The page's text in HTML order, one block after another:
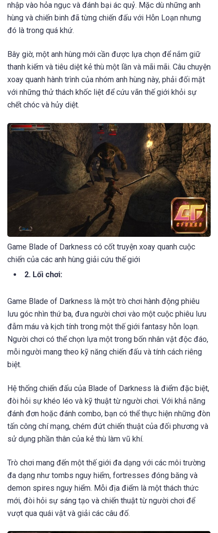
nhập vào hỏa ngục và đánh bại ác quỷ. Mặc dù những anh
hùng và chiến binh đã từng chiến đấu với Hỗn Loạn nhưng
đó là trong quá khứ.
Bây giờ, một anh hùng mới cần được lựa chọn để nắm giữ
thanh kiếm và tiêu diệt kẻ thù một lần và mãi mãi. Câu chuyện
xoay quanh hành trình của nhóm anh hùng này, phải đối mặt
với những thử thách khốc liệt để cứu vãn thế giới khỏi sự
chết chóc và hủy diệt.
Game Blade of Darkness có cốt truyện xoay quanh cuộc
chiến của các anh hùng giải cứu thế giới
2. Lối chơi:
Game Blade of Darkness là một trò chơi hành động phiêu
lưu góc nhìn thứ ba, đưa người chơi vào một cuộc phiêu lưu
đẫm máu và kịch tính trong một thế giới fantasy hỗn loạn.
Người chơi có thể chọn lựa một trong bốn nhân vật độc đáo,
mỗi người mang theo kỹ năng chiến đấu và tính cách riêng
biệt.
Hệ thống chiến đấu của Blade of Darkness là điểm đặc biệt,
đòi hỏi sự khéo léo và kỹ thuật từ người chơi. Với khả năng
đánh đơn hoặc đánh combo, bạn có thể thực hiện những đòn
tấn công chí mạng, chém đứt chiến thuật của đối phương và
sử dụng phần thân của kẻ thù làm vũ khí.
Trò chơi mang đến một thế giới đa dạng với các môi trường
đa dạng như tombs nguy hiểm, fortresses đóng băng và
demon spires nguy hiểm. Mỗi địa điểm là một thách thức
mới, đòi hỏi sự sáng tạo và chiến thuật từ người chơi để
vượt qua quái vật và giải các câu đố.